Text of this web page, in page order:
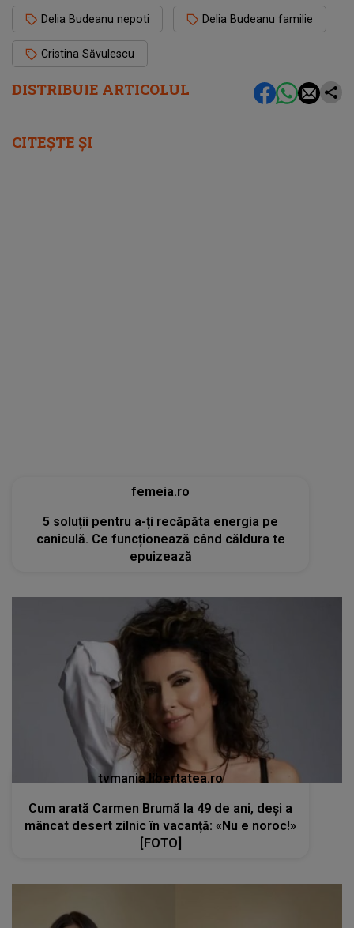
DISTRIBUIE ARTICOLUL
Delia Budeanu nepoti Delia Budeanu familie
Cristina Săvulescu
CITEȘTE ȘI
tvmania.libertatea.ro
Cum arată Carmen Brumă la 49 de ani, deși a
mâncat desert zilnic în vacanță: «Nu e noroc!»
[FOTO]